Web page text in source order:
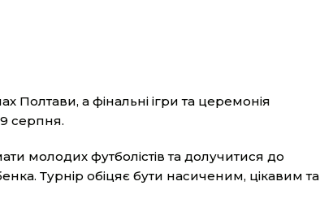
Полтави, а фінальні ігри та церемонія
серпня.
молодих футболістів та долучитися до
Турнір обіцяє бути насиченим, цікавим та